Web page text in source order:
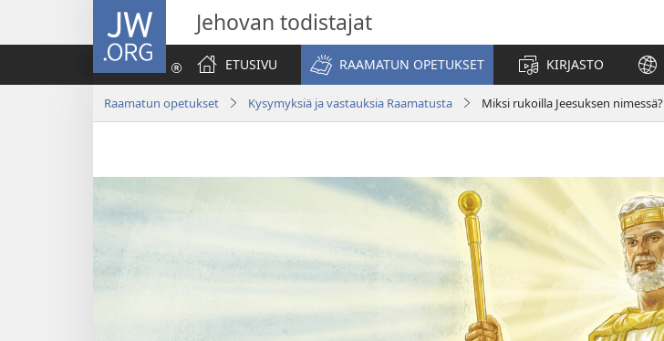
JW.ORG Jehovan todistajat
ETUSIVU
RAAMATUN OPETUKSET KIRJASTO
Raamatun opetukset Kysymyksiä ja vastauksia Raamatusta Miksi rukoilla Jeesuksen nimessä?